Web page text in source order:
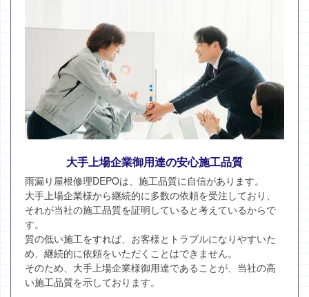
大手上場企業御用達の安心施工品質
雨漏り屋根修理DEPOは、施工品質に自信があります。
大手上場企業様から継続的に多数の依頼を受注しており、
それが当社の施工品質を証明していると考えているからで
す。
質の低い施工をすれば、お客様とトラブルになりやすいた
め、継続的に依頼をいただくことはできません。
そのため、大手上場企業様御用達であることが、当社の高
い施工品質を示しております。